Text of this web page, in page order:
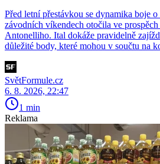
Před letní přestávkou se dynamika boje
závodních víkendech otočila ve
Antonelliho. Ital dokáže pravidelně
důležité body, které mohou v součtu na
SvětFormule.cz
6. 8. 2026, 22:47
1 min
Reklama